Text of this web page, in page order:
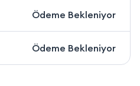
Ödeme Bekleniyor
Ödeme Bekleniyor